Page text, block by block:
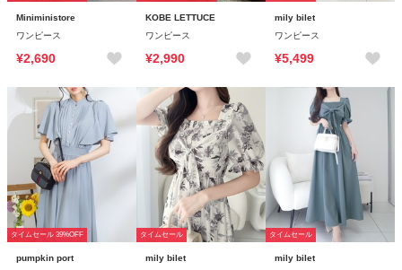
Miniministore
ワンピース
¥2,690
KOBE LETTUCE
ワンピース
¥2,990
mily bilet
ワンピース
¥5,499
タイムセール 39%OFF
pumpkin port
タイムセール
mily bilet
タイムセール
mily bilet